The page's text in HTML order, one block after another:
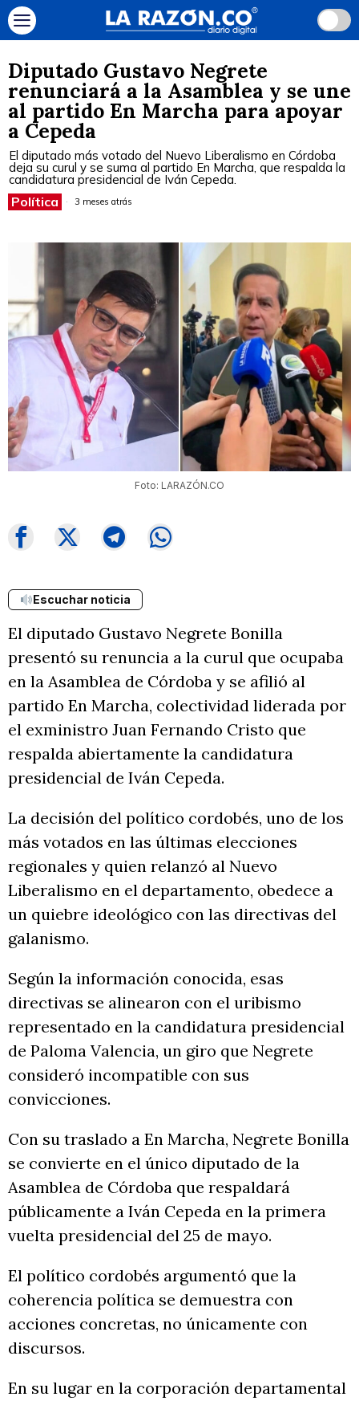
Diputado Gustavo Negrete
renunciará a la Asamblea y se une
al partido En Marcha para apoyar
a Cepeda
El diputado más votado del Nuevo Liberalismo en Córdoba
deja su curul y se suma al partido En Marcha, que respalda la
candidatura presidencial de Iván Cepeda.
Política 3 meses atrás
Foto: LARAZÓN.CO
Escuchar noticia
El diputado Gustavo Negrete Bonilla
presentó su renuncia a la curul que ocupaba
en la Asamblea de Córdoba y se afilió al
partido En Marcha, colectividad liderada por
el exministro Juan Fernando Cristo que
respalda abiertamente la candidatura
presidencial de Iván Cepeda.
La decisión del político cordobés, uno de los
más votados en las últimas elecciones
regionales y quien relanzó al Nuevo
Liberalismo en el departamento, obedece a
un quiebre ideológico con las directivas del
galanismo.
Según la información conocida, esas
directivas se alinearon con el uribismo
representado en la candidatura presidencial
de Paloma Valencia, un giro que Negrete
consideró incompatible con sus
convicciones.
Con su traslado a En Marcha, Negrete Bonilla
se convierte en el único diputado de la
Asamblea de Córdoba que respaldará
públicamente a Iván Cepeda en la primera
vuelta presidencial del 25 de mayo.
El político cordobés argumentó que la
coherencia política se demuestra con
acciones concretas, no únicamente con
discursos.
En su lugar en la corporación departamental